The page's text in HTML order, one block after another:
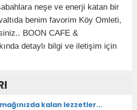
neşe ve enerji katan bir
benim favorim Köy Omleti,
BOON CAFE &
detaylı bilgi ve iletişim için
kalan lezzetler...